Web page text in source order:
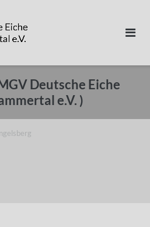
Deutsche Eiche
e.V. )